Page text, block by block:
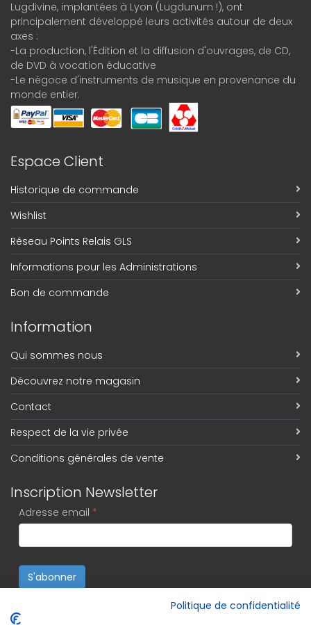
Lugdivine, implantées à Lyon (Lugdunum !), ont
principalement développé leurs activités autour de deux
axes :
-La production, l'Édition et la diffusion d'ouvrages, de CD,
de DVD à vocation éducative
-Le négoce d'instruments de musique en provenance du
monde entier.
Espace Client
Historique de commande
Wishlist
Réseau Points Relais GLS
Informations pour les Administrations
Bon de commande
Information
Qui sommes nous
Découvrez notre magasin
Contact
Respect de la vie privée
Conditions générales de vente
Inscription Newsletter
Adresse email *
S'abonner
Politique de confidentialité